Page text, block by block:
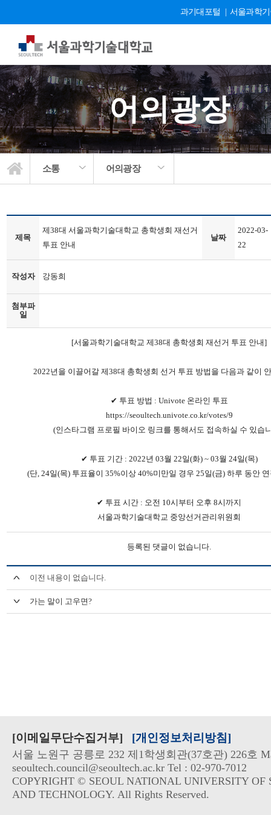
과기대포털 서울과학
어의광장
소통 어의광장
제목
제38대 서울과학기술대학교 총학생회 재선거
투표 안내
날짜
2022-03-
22
작성자 강동희
첨부파
일
[서울과학기술대학교 제38대 총학생회 재선거 투표 안내]
2022년을 이끌어갈 제38대 총학생회 선거 투표 방법을 다음과 같이
✔ 투표 방법 : Univote 온라인 투표
https://seoultech.univote.co.kr/votes/9
(인스타그램 프로필 바이오 링크를 통해서도 접속하실 수 있습
✔ 투표 기간 : 2022년 03월 22일(화) ~ 03월 24일(목)
(단, 24일(목) 투표율이 35%이상 40%미만일 경우 25일(금) 하루 동안
✔ 투표 시간 : 오전 10시부터 오후 8시까지
서울과학기술대학교 중앙선거관리위원회
등록된 댓글이 없습니다.
이전 내용이 없습니다.
가는 말이 고우면?
[이메일무단수집거부] [개인정보처리방침]
서울 노원구 공릉로 232 제1학생회관(37호관) 226호
seoultech.council@seoultech.ac.kr Tel : 02-970-7012
COPYRIGHT © SEOUL NATIONAL UNIVERSITY OF
AND TECHNOLOGY. All Rights Reserved.